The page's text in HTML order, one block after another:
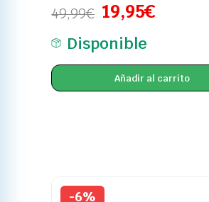
49,99€ 19,95€
Disponible
Añadir al carrito
-6%